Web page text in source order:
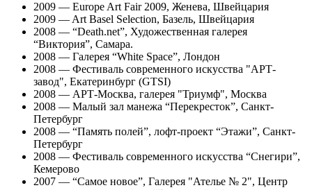
2009 — Europe Art Fair 2009, Женева, Швейцария
2009 — Art Basel Selection, Базель, Швейцария
2008 — “Death.net”, Художественная галерея
“Виктория”, Самара.
2008 — Галерея “White Space”, Лондон
2008 — Фестиваль современного искусства "АРТ-
завод", Екатеринбург (GTSI)
2008 — АРТ-Москва, галерея "Триумф", Москва
2008 — Малый зал манежа “Перекресток”, Санкт-
Петербург
2008 — “Память полей”, лофт-проект “Этажи”, Санкт-
Петербург
2008 — Фестиваль современного искусства “Снегири”,
Кемерово
2007 — “Самое новое”, Галерея "Ателье № 2", Центр